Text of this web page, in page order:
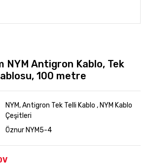
NYM Antigron Kablo, Tek
100 metre
NYM, Antigron Tek Telli Kablo , NYM Kablo
Çeşitleri
Öznur NYM5-4